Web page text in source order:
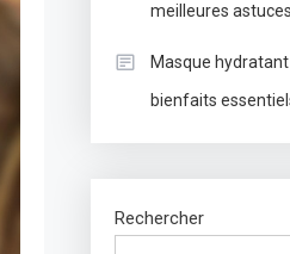
meilleures
Masque
bienfaits
Rechercher